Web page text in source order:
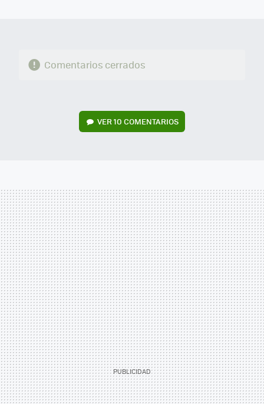
Comentarios cerrados
VER 10 COMENTARIOS